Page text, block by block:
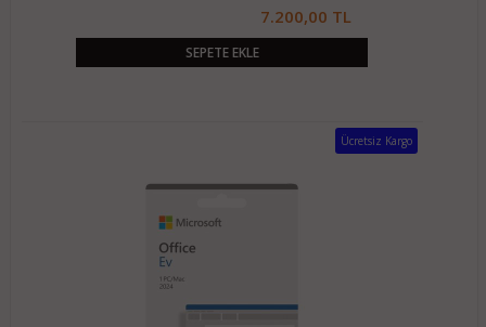
7.200,00 TL
SEPETE EKLE
Ücretsiz Kargo